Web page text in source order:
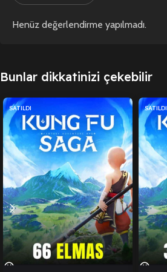
Henüz değerlendirme yapılmadı.
Bunlar dikkatinizi çekebilir
SATILDI SATILDI